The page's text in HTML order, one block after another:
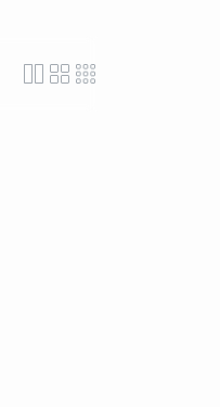
icon-layout-
icon-layout-
icon-layout-